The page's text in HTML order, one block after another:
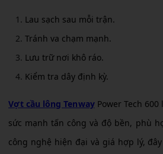
Lau sạch sau mỗi trận.
Tránh va chạm mạnh.
Lưu trữ nơi khô ráo.
Kiểm tra dây định kỳ.
Vợt cầu lông TenwayPower Tech 600
sức mạnh tấn công và độ bền, phù
công nghệ hiện đại và giá hợp lý,